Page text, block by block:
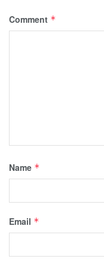
Comment *
Name *
Email *